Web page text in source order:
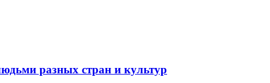
разных стран и культур